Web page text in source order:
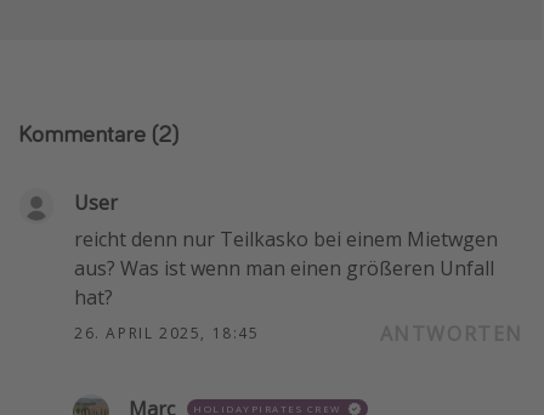
Kommentare (2)
User
reicht denn nur Teilkasko bei einem Mietwgen
aus? Was ist wenn man einen größeren Unfall
hat?
26. APRIL 2025, 18:45
Marc HOLIDAYPIRATES CREW